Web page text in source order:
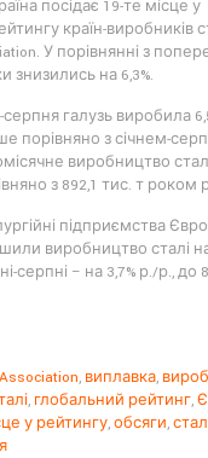
посідає 19-те місце у
країн-виробників
У порівнянні з
знизились на 6,3%.
галузь виробила
порівняно з січнем-
виробництво
з 892,1 тис. т роком
підприємства
виробництво сталі
серпні – на 3,7% р./р., до
, виплавка,
, глобальний рейтинг,
у рейтингу,обсяги,